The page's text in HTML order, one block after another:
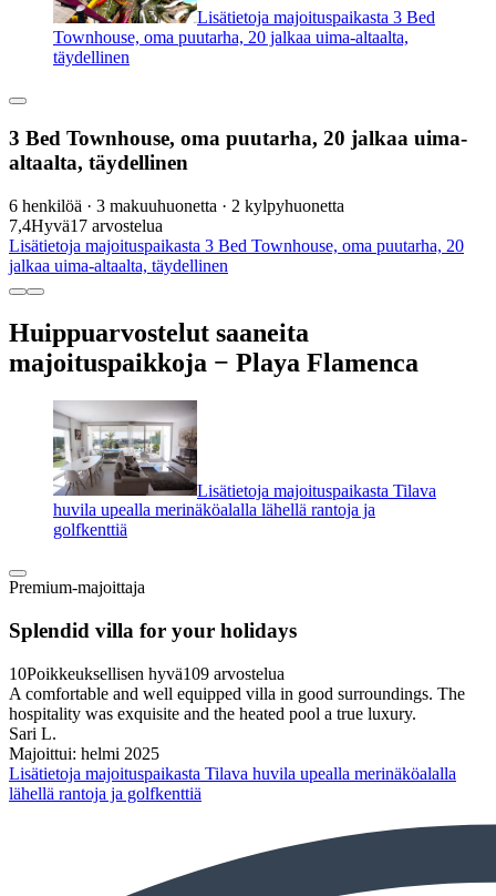
Lisätietoja majoituspaikasta 3 Bed
Townhouse, oma puutarha, 20 jalkaa uima-altaalta,
täydellinen
3 Bed Townhouse, oma puutarha, 20 jalkaa uima-
altaalta, täydellinen
6 henkilöä · 3 makuuhuonetta · 2 kylpyhuonetta
7,4Hyvä17 arvostelua
Lisätietoja majoituspaikasta 3 Bed Townhouse, oma puutarha, 20
jalkaa uima-altaalta, täydellinen
Huippuarvostelut saaneita
majoituspaikkoja − Playa Flamenca
Lisätietoja majoituspaikasta Tilava
huvila upealla merinäköalalla lähellä rantoja ja
golfkenttiä
Premium-majoittaja
Splendid villa for your holidays
10Poikkeuksellisen hyvä109 arvostelua
A comfortable and well equipped villa in good surroundings. The
hospitality was exquisite and the heated pool a true luxury.
Sari L.
Majoittui: helmi 2025
Lisätietoja majoituspaikasta Tilava huvila upealla merinäköalalla
lähellä rantoja ja golfkenttiä